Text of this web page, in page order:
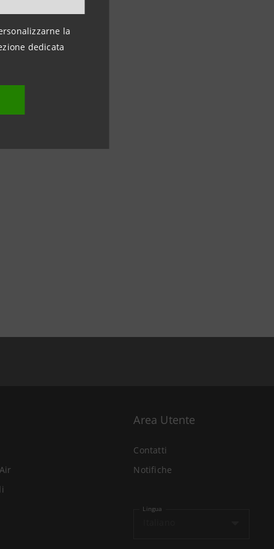
la
dedicata
Area Utente
Contatti
Notifiche
Lingua